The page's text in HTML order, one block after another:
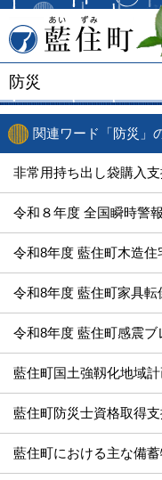
防災
関連ワード「防災」
非常用持ち出し袋購入
令和8年度 藍住町木造
令和8年度 藍住町家具
令和8年度 藍住町感震
藍住町国土強靱化地域
藍住町防災士資格取得
藍住町における主な備